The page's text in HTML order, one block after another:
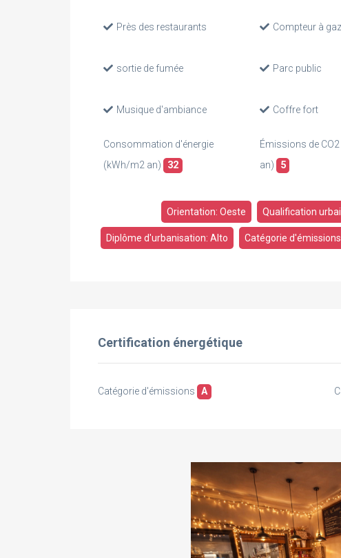
Près des restaurants Compteur à gaz
sortie de fumée Parc public
Musique d'ambiance Coffre fort
Consommation d'énergie
(kWh/m2 an)
32
Émissions de
an)
5
Orientation: Oeste Qualification
Diplôme d'urbanisation: Alto Catégorie
Certification énergétique
Catégorie d'émissions A